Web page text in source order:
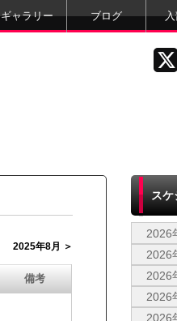
ギャラリー ブログ 入
2025年8月 ＞
備考
ス
2026
2026
2026
2026
2026